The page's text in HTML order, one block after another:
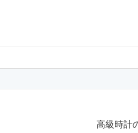
高級時計